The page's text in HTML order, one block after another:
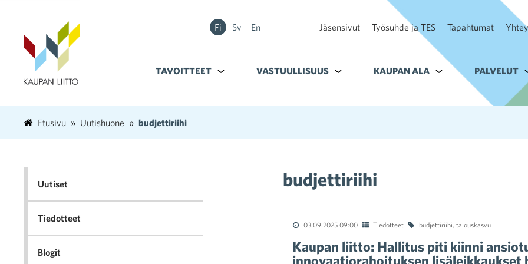
Fi Sv En Jäsensivut Työsuhde ja TES Tapahtumat
TAVOITTEET Alavalikko kohteelle Tavoitteet
VASTUULLISUUS Alavalikko kohteelle Vastuullisuus
KAUPAN ALA Alavalikko kohteelle
PALVELUT
Etusivu Uutishuone budjettiriihi
budjettiriihi
03.09.2025 09:00 Tiedotteet budjettiriihi, talouskasvu
Kaupan liitto: Hallitus piti kiinni
innovaatiorahoituksen lisäleikkaukset
Uutiset
Tiedotteet
Blogit